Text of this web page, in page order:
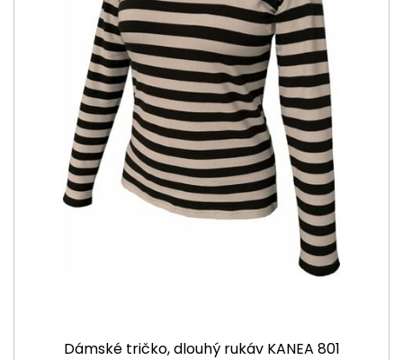
Dámské tričko, dlouhý rukáv KANEA 801